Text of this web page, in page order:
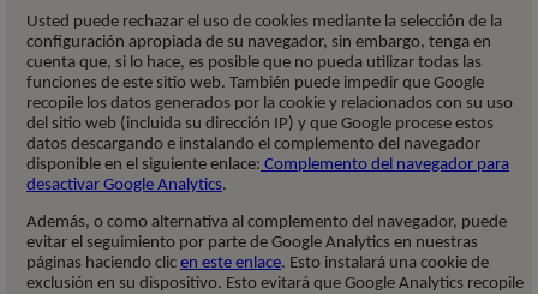
Usted puede rechazar el uso de cookies mediante la selección de la
configuración apropiada de su navegador, sin embargo, tenga en
cuenta que, si lo hace, es posible que no pueda utilizar todas las
funciones de este sitio web. También puede impedir que Google
recopile los datos generados por la cookie y relacionados con su uso
del sitio web (incluida su dirección IP) y que Google procese estos
datos descargando e instalando el complemento del navegador
disponible en el siguiente enlace: Complemento del navegador para
desactivar Google Analytics.
Además, o como alternativa al complemento del navegador, puede
evitar el seguimiento por parte de Google Analytics en nuestras
páginas haciendo clic en este enlace. Esto instalará una cookie de
exclusión en su dispositivo. Esto evitará que Google Analytics recopile